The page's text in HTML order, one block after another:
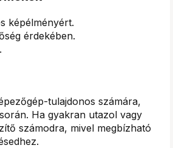
képélményért.
érdekében.
tulajdonos számára,
Ha gyakran utazol vagy
számodra, mivel megbízható